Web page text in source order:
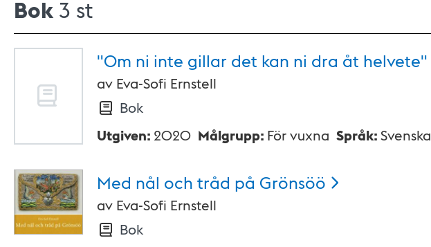
Bok 3 st
"Om ni inte gillar det kan ni dra åt helvete"
av Eva-Sofi Ernstell
Bok
Utgiven: 2020 Målgrupp: För vuxna Språk:Svenska
Med nål och tråd på Grönsöö
av Eva-Sofi Ernstell
Bok